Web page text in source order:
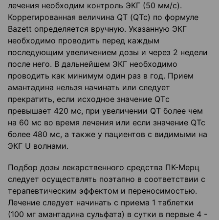
лечения необходим контроль ЭКГ (50 мм/с).
Коррегированная величина QT (QTc) по формуле
Bazett определяется вручную. Указанную ЭКГ
необходимо проводить перед каждым
последующим увеличением дозы и через 2 недели
после него. В дальнейшем ЭКГ необходимо
проводить как минимум один раз в год. Прием
амантадина нельзя начинать или следует
прекратить, если исходное значение QTс
превышает 420 мс, при увеличении QT более чем
на 60 мс во время лечения или если значение QTc
более 480 мс, а также у пациентов с видимыми на
ЭКГ U волнами.
Подбор дозы лекарственного средства ПК-Мерц
следует осуществлять поэтапно в соответствии с
терапевтическим эффектом и переносимостью.
Лечение следует начинать с приема 1 таблетки
(100 мг амантадина сульфата) в сутки в первые 4 -